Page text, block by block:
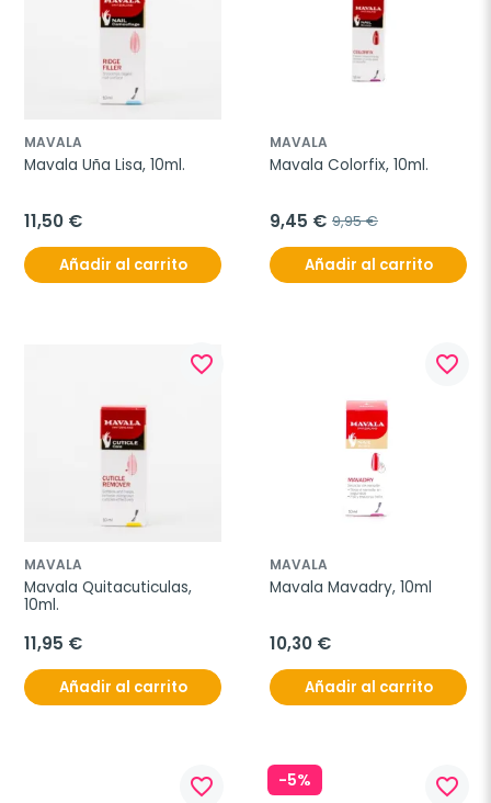
MAVALA
Mavala Uña Lisa, 10ml.
11,50 €
Añadir al carrito
MAVALA
Mavala Colorfix, 10ml.
9,45 € 9,95 €
Añadir al carrito
favorite_border
MAVALA
Mavala Quitacuticulas,
10ml.
11,95 €
Añadir al carrito
favorite_border
MAVALA
Mavala Mavadry, 10ml
10,30 €
Añadir al carrito
favorite_border -5% favorite_border